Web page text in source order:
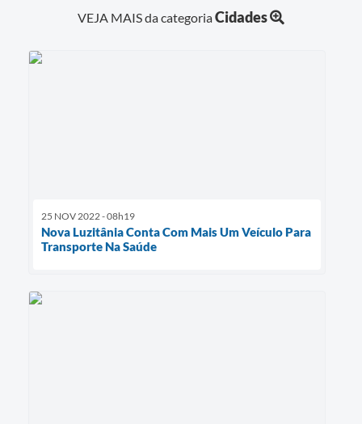
VEJA MAIS da categoriaCidades
25 NOV 2022 - 08h19
Nova Luzitânia Conta Com Mais Um Veículo Para
Transporte Na Saúde